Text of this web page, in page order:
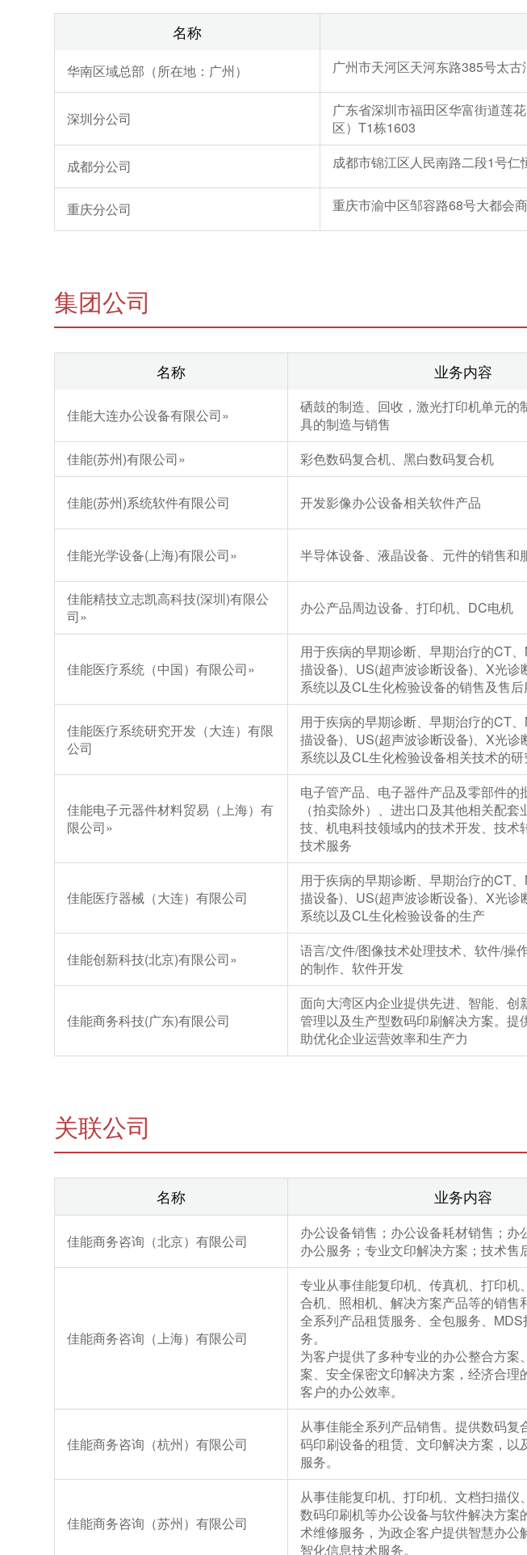
名称
华南区域总部（所在地：广州） 广州市天河区天河东路385号太古
深圳分公司
广东省深圳市福田区华富街道莲
区）T1栋1603
成都分公司 成都市锦江区人民南路二段1号
重庆分公司 重庆市渝中区邹容路68号大都会
集团公司
名称 业务内容
佳能大连办公设备有限公司»
硒鼓的制造、回收，激光打印机单元的
具的制造与销售
佳能(苏州)有限公司» 彩色数码复合机、黑白数码复合机
佳能(苏州)系统软件有限公司 开发影像办公设备相关软件产品
佳能光学设备(上海)有限公司» 半导体设备、液晶设备、元件的销售和
佳能精技立志凯高科技(深圳)有限公
司» 办公产品周边设备、打印机、DC电机
佳能医疗系统（中国）有限公司»
用于疾病的早期诊断、早期治疗的CT
描设备)、US(超声波诊断设备)、X光诊
系统以及CL生化检验设备的销售及售后
佳能医疗系统研究开发（大连）有限
公司
用于疾病的早期诊断、早期治疗的CT
描设备)、US(超声波诊断设备)、X光诊
系统以及CL生化检验设备相关技术的
佳能电子元器件材料贸易（上海）有
限公司»
电子管产品、电子器件产品及零部件的
（拍卖除外）、进出口及其他相关配
技、机电科技领域内的技术开发、技术
技术服务
佳能医疗器械（大连）有限公司
用于疾病的早期诊断、早期治疗的CT
描设备)、US(超声波诊断设备)、X光诊
系统以及CL生化检验设备的生产
佳能创新科技(北京)有限公司»
语言/文件/图像技术处理技术、软件/操
的制作、软件开发
佳能商务科技(广东)有限公司
面向大湾区内企业提供先进、智能、创
管理以及生产型数码印刷解决方案。提
助优化企业运营效率和生产力
关联公司
名称 业务内容
佳能商务咨询（北京）有限公司
办公设备销售；办公设备耗材销售；办
办公服务；专业文印解决方案；技术售
佳能商务咨询（上海）有限公司
专业从事佳能复印机、传真机、打印机
合机、照相机、解决方案产品等的销售
全系列产品租赁服务、全包服务、MDS
务。
为客户提供了多种专业的办公整合方案
案、安全保密文印解决方案，经济合理
客户的办公效率。
佳能商务咨询（杭州）有限公司
从事佳能全系列产品销售。提供数码复
码印刷设备的租赁、文印解决方案，以
服务。
佳能商务咨询（苏州）有限公司
从事佳能复印机、打印机、文档扫描仪
数码印刷机等办公设备与软件解决方案
术维修服务，为政企客户提供智慧办公
智化信息技术服务。